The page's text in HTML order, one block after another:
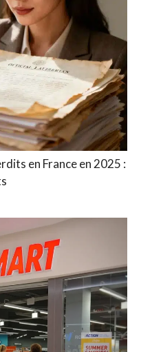
en France en 2025 :